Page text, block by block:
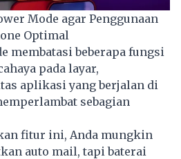
Mode agar Penggunaan
Optimal
membatasi beberapa fungsi
pada layar,
aplikasi yang berjalan di
sebagian
fitur ini, Anda mungkin
auto mail, tapi baterai